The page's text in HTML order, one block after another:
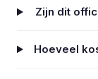
Zijn dit
Hoeveel